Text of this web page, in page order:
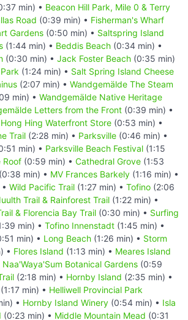
min) • Beacon Hill Park, Mile 0 & Terry
Road (0:39 min) • Fisherman's Wharf
Gardens (0:50 min) • Saltspring Island
(1:44 min) • Beddis Beach (0:34 min) •
(0:30 min) • Jack Foster Beach (0:35 min)
(1:24 min) • Salt Spring Island Cheese
(2:07 min) • Wandgemälde The Steam
min) • Wandgemälde Native Heritage
Letters from the Front (0:39 min) •
Hing Waterfront Store (0:53 min) •
Trail (2:28 min) • Parksville (0:46 min) •
min) • Parksville Beach Festival (1:15
Roof (0:59 min) • Cathedral Grove (1:53
(0:38 min) • MV Frances Barkely (1:16 min) •
Wild Pacific Trail (1:27 min) • Tofino (2:06
Trail & Rainforest Trail (1:22 min) •
& Florencia Bay Trail (0:30 min) • Surfing
min) • Tofino Innenstadt (1:45 min) •
min) • Long Beach (1:26 min) • Storm
• Flores Island (1:13 min) • Meares Island
Naa'Waya'Sum Botanical Gardens (0:59
(2:18 min) • Hornby Island (2:35 min) •
(1:17 min) • Helliwell Provincial Park
• Hornby Island Winery (0:54 min) • Isla
(0:23 min) • Middle Mountain Mead (0:31